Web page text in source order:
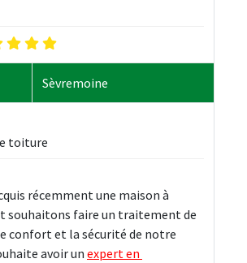
Sèvremoine
toiture
récemment une maison à
souhaitons faire un traitement de
confort et la sécurité de notre
avoir un expert en